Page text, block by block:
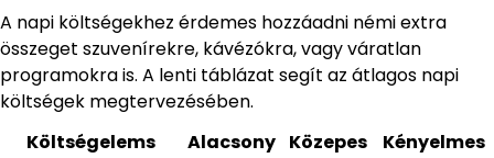
A napi költségekhez érdemes hozzáadni némi extra
összeget szuvenírekre, kávézókra, vagy váratlan
programokra is. A lenti táblázat segít az átlagos napi
költségek megtervezésében.
Költségelems
Alacsony Közepes
Kényelmes